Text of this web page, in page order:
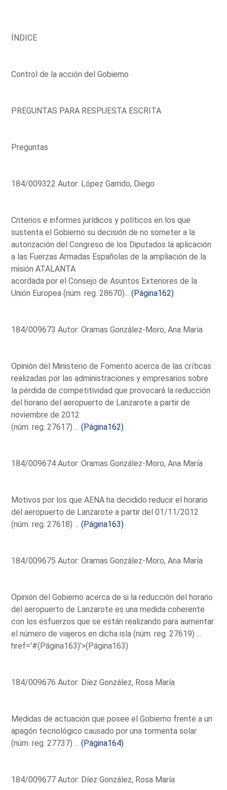
ÍNDICE
Control de la acción del Gobierno
PREGUNTAS PARA RESPUESTA ESCRITA
Preguntas
184/009322 Autor: López Garrido, Diego
Criterios e informes jurídicos y políticos en los que
sustenta el Gobierno su decisión de no someter a la
autorización del Congreso de los Diputados la aplicación
a las Fuerzas Armadas Españolas de la ampliación de la
misión ATALANTA
acordada por el Consejo de Asuntos Exteriores de la
Unión Europea (núm. reg. 28670)...(Página162)
184/009673 Autor: Oramas González-Moro, Ana María
Opinión del Ministerio de Fomento acerca de las críticas
realizadas por las administraciones y empresarios sobre
la pérdida de competitividad que provocará la reducción
del horario del aeropuerto de Lanzarote a partir de
noviembre de 2012
(núm. reg. 27617) ...(Página162)
184/009674 Autor: Oramas González-Moro, Ana María
Motivos por los que AENA ha decidido reducir el horario
del aeropuerto de Lanzarote a partir del 01/11/2012
(núm. reg. 27618) ...(Página163)
184/009675 Autor: Oramas González-Moro, Ana María
Opinión del Gobierno acerca de si la reducción del horario
del aeropuerto de Lanzarote es una medida coherente
con los esfuerzos que se están realizando para aumentar
el número de viajeros en dicha isla (núm. reg. 27619) ...
href='#(Página163)'>(Página163)
184/009676 Autor: Díez González, Rosa María
Medidas de actuación que posee el Gobierno frente a un
apagón tecnológico causado por una tormenta solar
(núm. reg. 27737) ...(Página164)
184/009677 Autor: Díez González, Rosa María